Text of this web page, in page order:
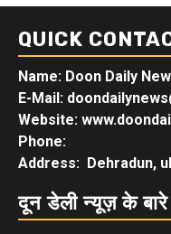
QUICK
Name: Doon Daily
E-Mail:
Website:
Phone:
Address: Dehradun,
दून डेली न्यूज़ के